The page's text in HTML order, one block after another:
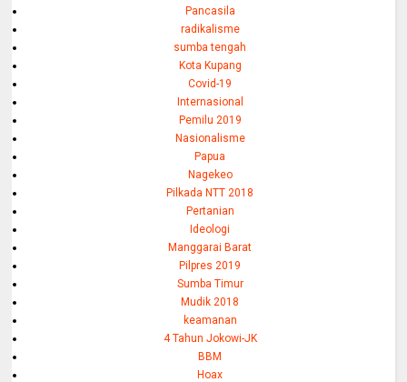
Pancasila
radikalisme
sumba tengah
Kota Kupang
Covid-19
Internasional
Pemilu 2019
Nasionalisme
Papua
Nagekeo
Pilkada NTT 2018
Pertanian
Ideologi
Manggarai Barat
Pilpres 2019
Sumba Timur
Mudik 2018
keamanan
4 Tahun Jokowi-JK
BBM
Hoax